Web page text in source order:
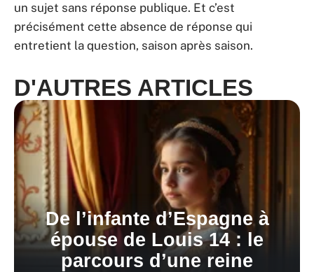
un sujet sans réponse publique. Et c’est
précisément cette absence de réponse qui
entretient la question, saison après saison.
D'AUTRES ARTICLES
De l’infante d’Espagne à
épouse de Louis 14 : le
parcours d’une reine